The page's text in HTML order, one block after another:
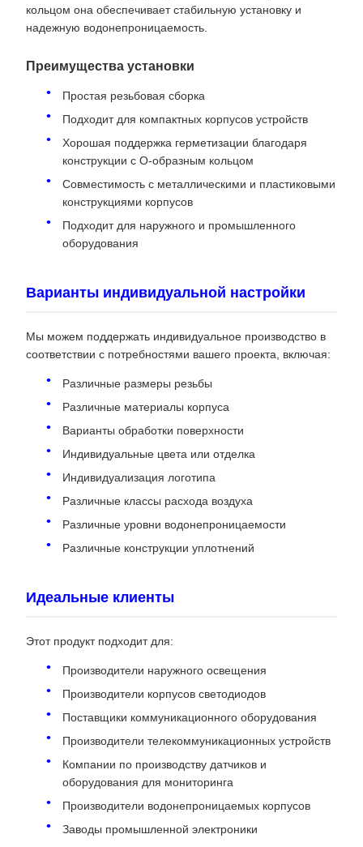
кольцом она обеспечивает стабильную установку и
надежную водонепроницаемость.
Преимущества установки
Простая резьбовая сборка
Подходит для компактных корпусов устройств
Хорошая поддержка герметизации благодаря
конструкции с O-образным кольцом
Совместимость с металлическими и пластиковыми
конструкциями корпусов
Подходит для наружного и промышленного
оборудования
Варианты индивидуальной настройки
Мы можем поддержать индивидуальное производство в
соответствии с потребностями вашего проекта, включая:
Различные размеры резьбы
Различные материалы корпуса
Варианты обработки поверхности
Индивидуальные цвета или отделка
Индивидуализация логотипа
Различные классы расхода воздуха
Различные уровни водонепроницаемости
Различные конструкции уплотнений
Идеальные клиенты
Этот продукт подходит для:
Производители наружного освещения
Производители корпусов светодиодов
Поставщики коммуникационного оборудования
Производители телекоммуникационных устройств
Компании по производству датчиков и
оборудования для мониторинга
Производители водонепроницаемых корпусов
Заводы промышленной электроники